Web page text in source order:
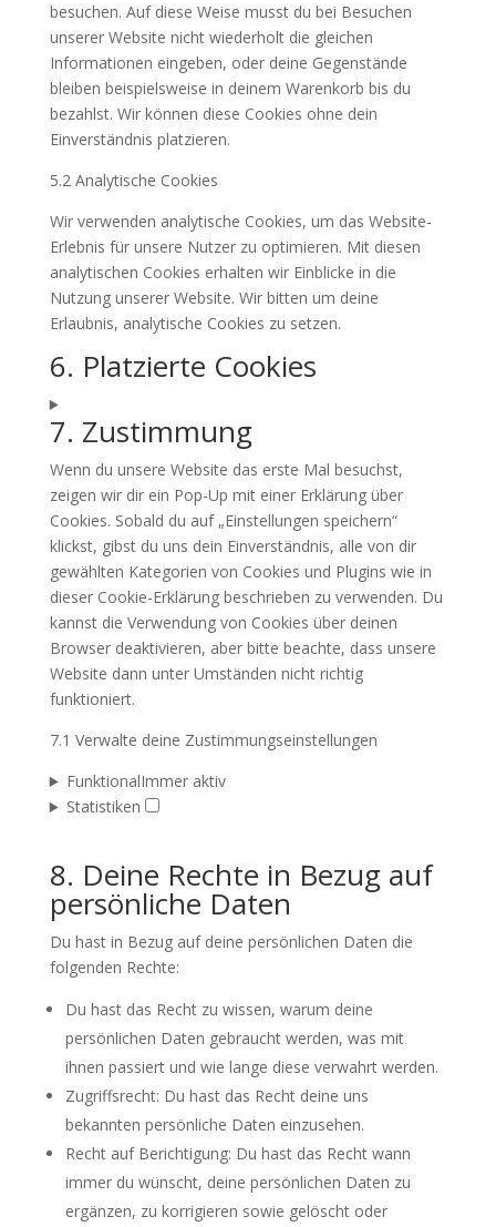
besuchen. Auf diese Weise musst du bei Besuchen
unserer Website nicht wiederholt die gleichen
Informationen eingeben, oder deine Gegenstände
bleiben beispielsweise in deinem Warenkorb bis du
bezahlst. Wir können diese Cookies ohne dein
Einverständnis platzieren.
5.2 Analytische Cookies
Wir verwenden analytische Cookies, um das Website-
Erlebnis für unsere Nutzer zu optimieren. Mit diesen
analytischen Cookies erhalten wir Einblicke in die
Nutzung unserer Website. Wir bitten um deine
Erlaubnis, analytische Cookies zu setzen.
6. Platzierte Cookies
7. Zustimmung
Wenn du unsere Website das erste Mal besuchst,
zeigen wir dir ein Pop-Up mit einer Erklärung über
Cookies. Sobald du auf „Einstellungen speichern“
klickst, gibst du uns dein Einverständnis, alle von dir
gewählten Kategorien von Cookies und Plugins wie in
dieser Cookie-Erklärung beschrieben zu verwenden. Du
kannst die Verwendung von Cookies über deinen
Browser deaktivieren, aber bitte beachte, dass unsere
Website dann unter Umständen nicht richtig
funktioniert.
7.1 Verwalte deine Zustimmungseinstellungen
FunktionalImmer aktiv
Statistiken
8. Deine Rechte in Bezug auf
persönliche Daten
Du hast in Bezug auf deine persönlichen Daten die
folgenden Rechte:
Du hast das Recht zu wissen, warum deine
persönlichen Daten gebraucht werden, was mit
ihnen passiert und wie lange diese verwahrt werden.
Zugriffsrecht: Du hast das Recht deine uns
bekannten persönliche Daten einzusehen.
Recht auf Berichtigung: Du hast das Recht wann
immer du wünscht, deine persönlichen Daten zu
ergänzen, zu korrigieren sowie gelöscht oder